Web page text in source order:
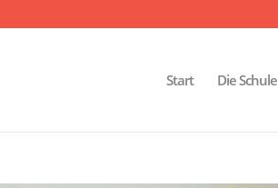
Start Die Schule